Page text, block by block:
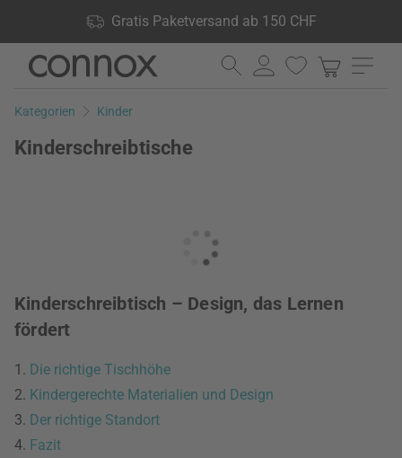
Gratis Paketversand ab 150 CHF
Produkte lagernd, 60 Tage Rückgaberecht
Direkt
Seiteninhalt
Direkt
Suchfeld
Kategorien Kinder
Kinderschreibtische
Kinderschreibtisch – Design, das Lernen
fördert
1. Die richtige Tischhöhe
2. Kindergerechte Materialien und Design
3. Der richtige Standort
4. Fazit